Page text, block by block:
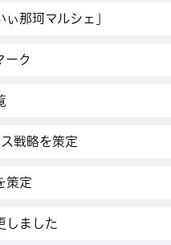
那珂マルシェ」
ーク
戦略を策定
策定
しました